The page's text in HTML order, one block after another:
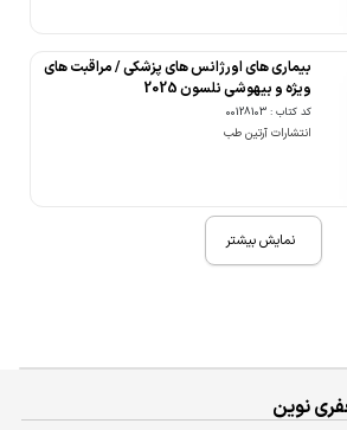
بیماری های اورژانس های پزشکی / مراقبت های
ویژه و بیهوشی نلسون 2025
کد کتاب : 00128103
انتشارات آرتین طب
نمایش بیشتر
نوین